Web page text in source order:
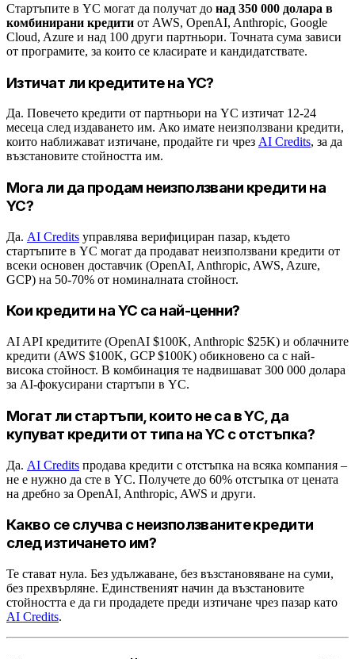
Стартъпите в YC могат да получат до над 350 000 долара в
комбинирани кредити от AWS, OpenAI, Anthropic, Google
Cloud, Azure и над 100 други партньори. Точната сума зависи
от програмите, за които се класирате и кандидатствате.
Изтичат ли кредитите на YC?
Да. Повечето кредити от партньори на YC изтичат 12-24
месеца след издаването им. Ако имате неизползвани кредити,
които наближават изтичане, продайте ги чрез AI Credits, за да
възстановите стойността им.
Мога ли да продам неизползвани кредити на
YC?
Да. AI Credits управлява верифициран пазар, където
стартъпите в YC могат да продават неизползвани кредити от
всеки основен доставчик (OpenAI, Anthropic, AWS, Azure,
GCP) на 50-70% от номиналната стойност.
Кои кредити на YC са най-ценни?
AI API кредитите (OpenAI $100K, Anthropic $25K) и облачните
кредити (AWS $100K, GCP $100K) обикновено са с най-
висока стойност. В комбинация те надвишават 300 000 долара
за AI-фокусирани стартъпи в YC.
Могат ли стартъпи, които не са в YC, да
купуват кредити от типа на YC с отстъпка?
Да. AI Credits продава кредити с отстъпка на всяка компания –
не е нужно да сте в YC. Получете до 60% отстъпка от цената
на дребно за OpenAI, Anthropic, AWS и други.
Какво се случва с неизползваните кредити
след изтичането им?
Те стават нула. Без удължаване, без възстановяване на суми,
без прехвърляне. Единственият начин да възстановите
стойността е да ги продадете преди изтичане чрез пазар като
AI Credits.